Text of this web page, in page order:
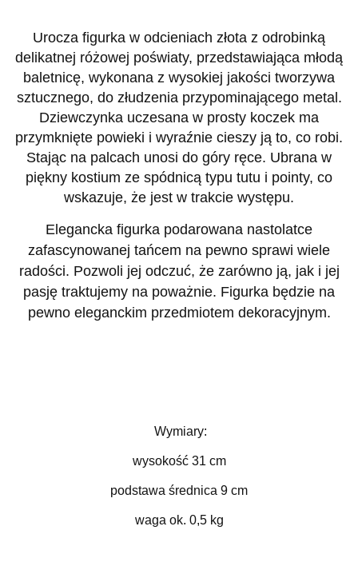
Urocza figurka w odcieniach złota z odrobinką
delikatnej różowej poświaty, przedstawiająca młodą
baletnicę, wykonana z wysokiej jakości tworzywa
sztucznego, do złudzenia przypominającego metal.
Dziewczynka uczesana w prosty koczek ma
przymknięte powieki i wyraźnie cieszy ją to, co robi.
Stając na palcach unosi do góry ręce. Ubrana w
piękny kostium ze spódnicą typu tutu i pointy, co
wskazuje, że jest w trakcie występu.
Elegancka figurka podarowana nastolatce
zafascynowanej tańcem na pewno sprawi wiele
radości. Pozwoli jej odczuć, że zarówno ją, jak i jej
pasję traktujemy na poważnie. Figurka będzie na
pewno eleganckim przedmiotem dekoracyjnym.
Wymiary:
wysokość 31 cm
podstawa średnica 9 cm
waga ok. 0,5 kg